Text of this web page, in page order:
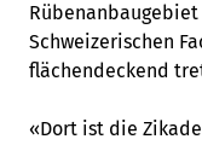
Schweizerischen
flächendeckend
«Dort ist die